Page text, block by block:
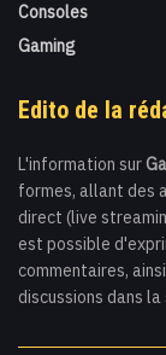
Consoles
Gaming
Edito de la
L'information sur
formes, allant des
direct (live
est possible
commentaires,
discussions dans